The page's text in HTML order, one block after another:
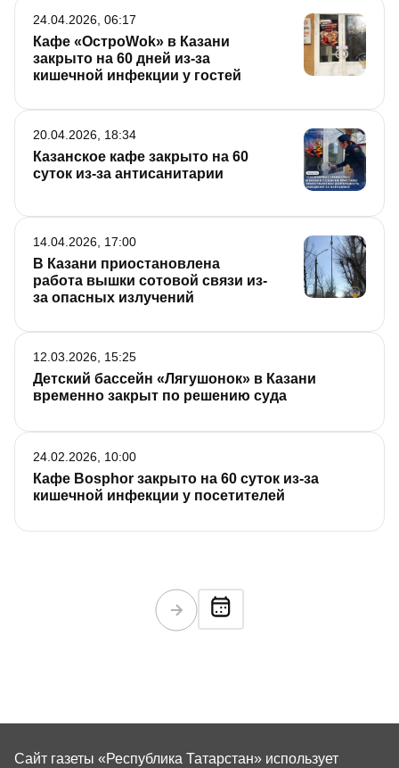
Кафе «ОстроWok» в Казани
закрыто на 60 дней из-за
кишечной инфекции у гостей
24.04.2026, 06:17
Казанское кафе закрыто на 60
суток из-за антисанитарии
20.04.2026, 18:34
В Казани приостановлена
работа вышки сотовой связи из-
за опасных излучений
14.04.2026, 17:00
Детский бассейн «Лягушонок» в Казани
временно закрыт по решению суда
12.03.2026, 15:25
Кафе Bosphor закрыто на 60 суток из-за
кишечной инфекции у посетителей
24.02.2026, 10:00
Сайт газеты «Республика Татарстан» использует